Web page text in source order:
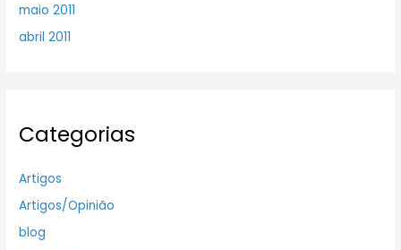
maio 2011
abril 2011
Categorias
Artigos
Artigos/Opinião
blog